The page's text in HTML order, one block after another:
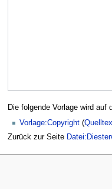
Die folgende Vorlage wird auf
Vorlage:Copyright (
Zurück zur Seite